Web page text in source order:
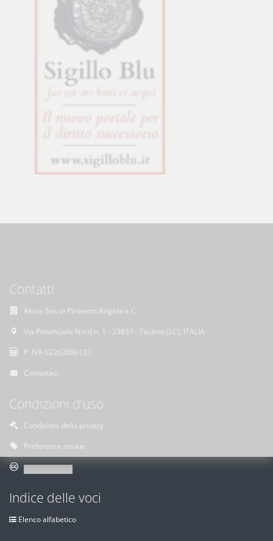
Contatti
Akros Sas di Pirovano Brigida e C.
Via Provinciale Nord n. 1 - 23837 - Taceno (LC), ITALIA
P. IVA 02263080133
Contattaci
Condizioni d'uso
Condizioni della privacy
Preferenze cookie
Indice delle voci
Elenco alfabetico